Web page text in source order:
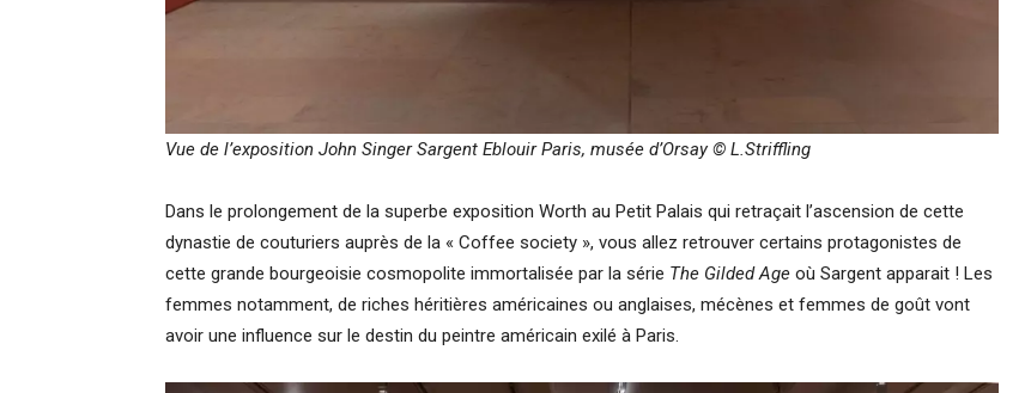
Vue de l’exposition John Singer Sargent Eblouir Paris, musée d’Orsay© L.Striffling
Dans le prolongement de la superbe exposition Worth au Petit Palais qui retraçait l’ascension de cette
dynastie de couturiers auprès de la « Coffee society », vous allez retrouver certains protagonistes de
cette grande bourgeoisie cosmopolite immortalisée par la série The Gilded Age où Sargent apparait ! Les
femmes notamment, de riches héritières américaines ou anglaises, mécènes et femmes de goût vont
avoir une influence sur le destin du peintre américain exilé à Paris.